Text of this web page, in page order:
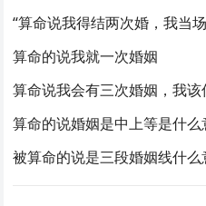
“算命说我得结两次婚，我当
算命的说我就一次婚姻
算命说我会有三次婚姻，我该
算命的说婚姻是中上等是什么
被算命的说是三段婚姻线什么